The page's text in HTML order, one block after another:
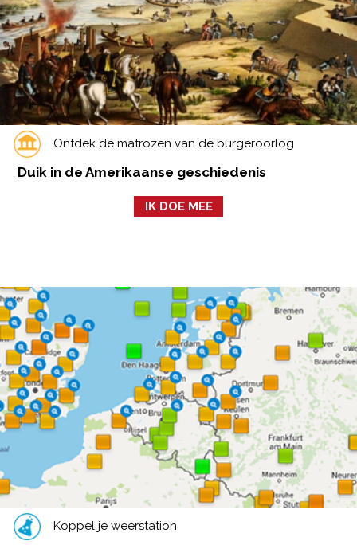
Ontdek de matrozen van de burgeroorlog
Duik in de Amerikaanse geschiedenis
IK DOE MEE
Koppel je weerstation